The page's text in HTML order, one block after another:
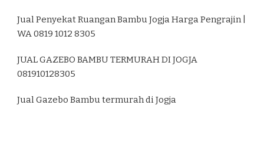
Jual Penyekat Ruangan Bambu Jogja Harga Pengrajin |
WA 0819 1012 8305
JUAL GAZEBO BAMBU TERMURAH DI JOGJA
081910128305
Jual Gazebo Bambu termurah di Jogja